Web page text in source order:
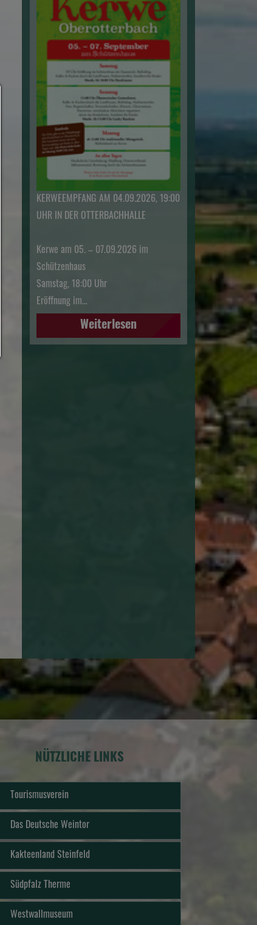
KERWEEMPFANG AM 04.09.2026, 19:00
UHR IN DER OTTERBACHHALLE
Kerwe am 05. – 07.09.2026 im
Schützenhaus
Samstag, 18:00 Uhr
Eröffnung im…
Weiterlesen
NÜTZLICHE LINKS
Tourismusverein
Das Deutsche Weintor
Kakteenland Steinfeld
Südpfalz Therme
Westwallmuseum